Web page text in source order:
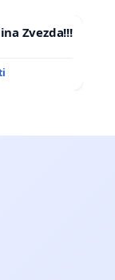
Zvezda!!!